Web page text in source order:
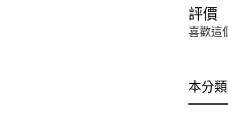
評價
喜歡這
本分